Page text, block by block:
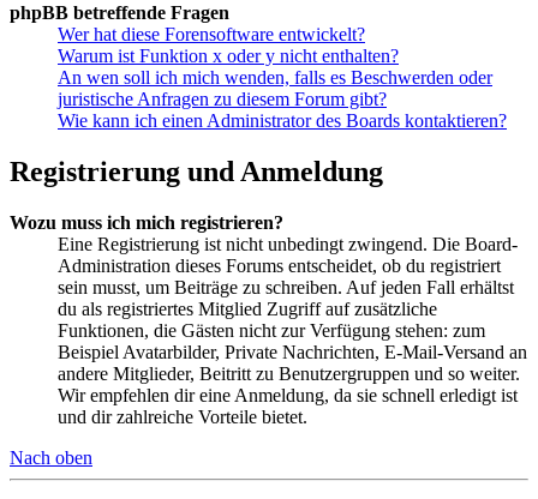
phpBB betreffende Fragen
Wer hat diese Forensoftware entwickelt?
Warum ist Funktion x oder y nicht enthalten?
An wen soll ich mich wenden, falls es Beschwerden oder
juristische Anfragen zu diesem Forum gibt?
Wie kann ich einen Administrator des Boards kontaktieren?
Registrierung und Anmeldung
Wozu muss ich mich registrieren?
Eine Registrierung ist nicht unbedingt zwingend. Die Board-
Administration dieses Forums entscheidet, ob du registriert
sein musst, um Beiträge zu schreiben. Auf jeden Fall erhältst
du als registriertes Mitglied Zugriff auf zusätzliche
Funktionen, die Gästen nicht zur Verfügung stehen: zum
Beispiel Avatarbilder, Private Nachrichten, E-Mail-Versand an
andere Mitglieder, Beitritt zu Benutzergruppen und so weiter.
Wir empfehlen dir eine Anmeldung, da sie schnell erledigt ist
und dir zahlreiche Vorteile bietet.
Nach oben